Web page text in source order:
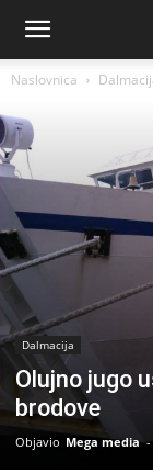
Naslovnica
Dalmacija
Olujno jugo
brodove
Objavio Mega media -